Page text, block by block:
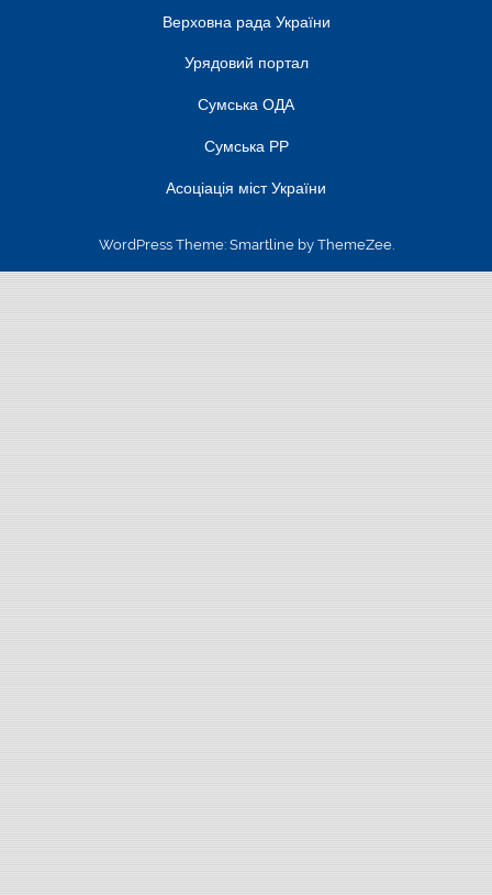
Верховна рада України
Урядовий портал
Сумська ОДА
Сумська РР
Асоціація міст України
WordPress Theme: Smartline by ThemeZee.